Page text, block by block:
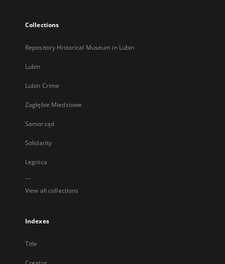
Collections
Repository Historical Museum in Lubin
Lubin
Lubin Crime
Zagłębie Miedziowe
Samorząd
Solidarity
Legnica
...
View all collections
Indexes
Title